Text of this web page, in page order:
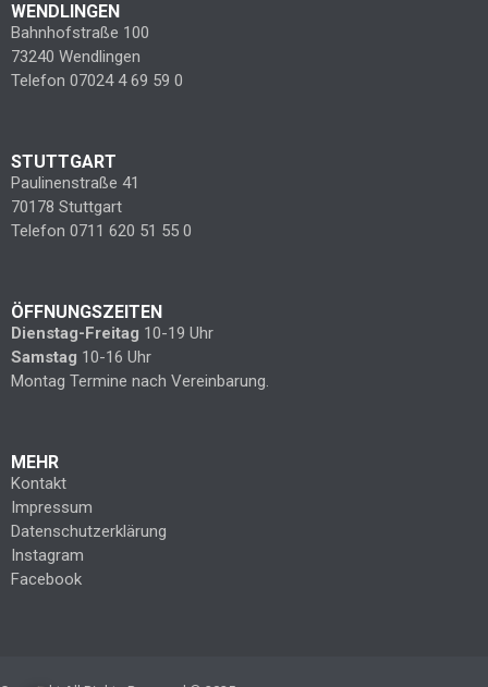
WENDLINGEN
Bahnhofstraße 100
73240 Wendlingen
Telefon 07024 4 69 59 0
STUTTGART
Paulinenstraße 41
70178 Stuttgart
Telefon 0711 620 51 55 0
ÖFFNUNGSZEITEN
Dienstag-Freitag 10-19 Uhr
Samstag 10-16 Uhr
Montag Termine nach Vereinbarung.
MEHR
Kontakt
Impressum
Datenschutzerklärung
Instagram
Facebook